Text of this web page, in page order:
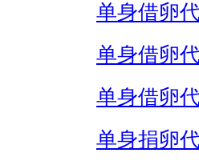
单身借卵
单身借卵
单身借卵
单身捐卵